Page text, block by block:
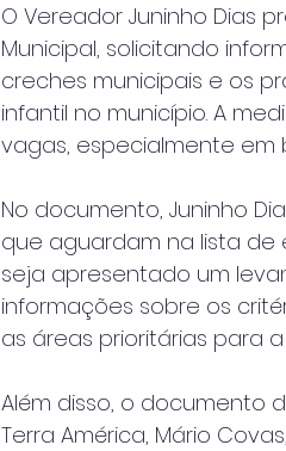
O Vereador Juninho Dias
Municipal, solicitando
creches municipais e os
infantil no município. A
vagas, especialmente em
No documento, Juninho
que aguardam na lista de
seja apresentado um
informações sobre os
as áreas prioritárias para
Além disso, o documento
Terra América, Mário